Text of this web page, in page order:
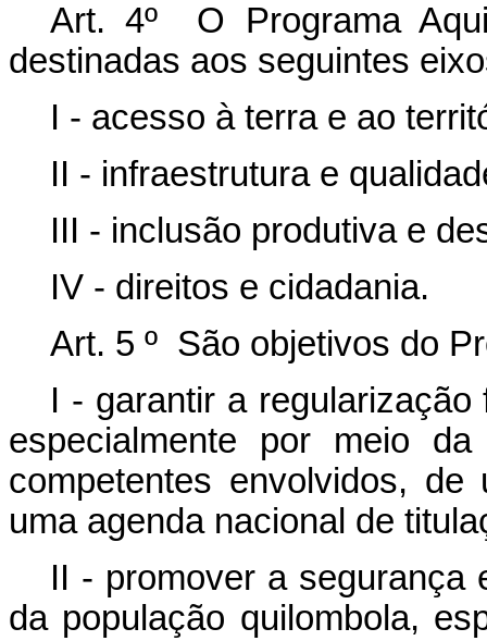
Art. 4º O Programa
destinadas aos seguintes
I - acesso à terra e ao
II - infraestrutura e
III - inclusão produtiva e
IV - direitos e cidadania.
Art. 5 º São objetivos do
I - garantir a
especialmente por meio
competentes envolvidos,
uma agenda nacional de
II - promover a segurança
da população quilombola,